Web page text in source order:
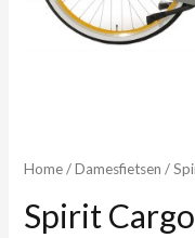
Home/Damesfietsen /
Spirit